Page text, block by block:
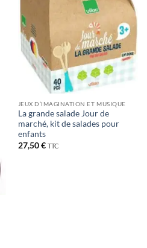
JEUX D’IMAGINATION ET MUSIQUE
La grande salade Jour de
marché, kit de salades pour
enfants
27,50€ TTC